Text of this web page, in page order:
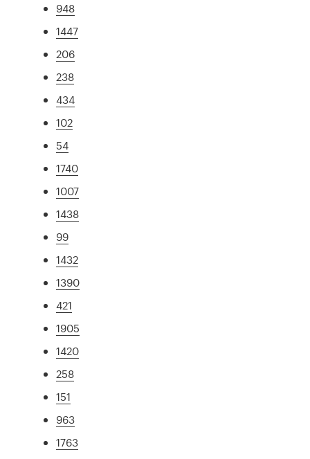
948
1447
206
238
434
102
54
1740
1007
1438
99
1432
1390
421
1905
1420
258
151
963
1763